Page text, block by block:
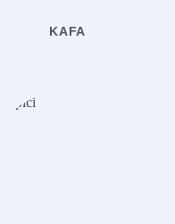
KAFA